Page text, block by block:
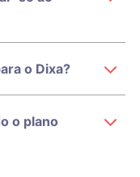
o Dixa?
o plano